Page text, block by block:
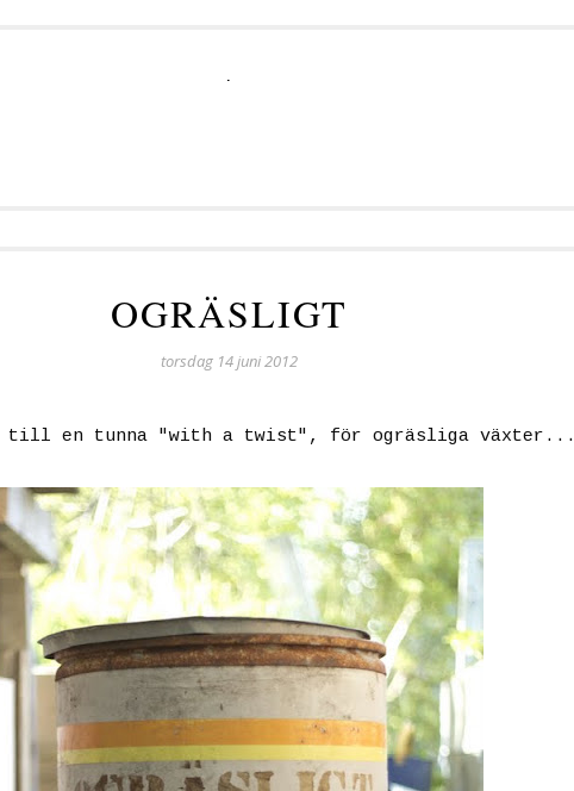
OGRÄSLIGT
torsdag 14 juni 2012
till en tunna "with a twist", för ogräsliga växter...